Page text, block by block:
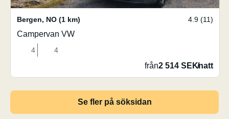
Bergen, NO (1 km) 4.9 (11)
Campervan VW
4 4
från2 514 SEK/natt
Se fler på söksidan